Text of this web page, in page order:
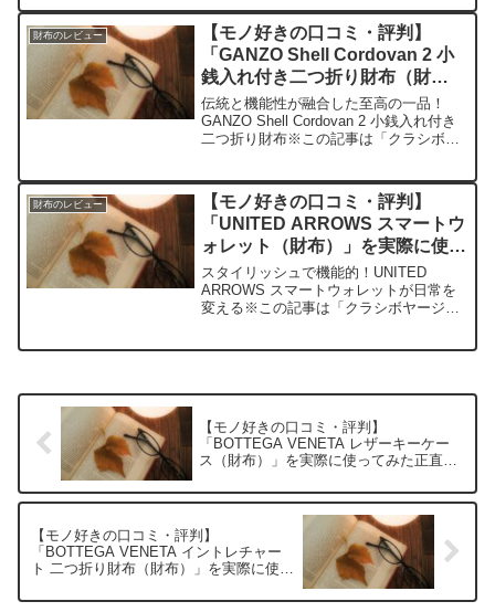
日、編集部が紹介したいのが「anello フ
ラップミニ財...
財布のレビュー
【モノ好きの口コミ・評判】
「GANZO Shell Cordovan 2 小
銭入れ付き二つ折り財布（財
布）」を実際に使ってみた正直感
想
伝統と機能性が融合した至高の一品！
GANZO Shell Cordovan 2 小銭入れ付き
二つ折り財布※この記事は「クラシボヤ
サービスへの口コミ今日、編集部が紹介
した...
財布のレビュー
【モノ好きの口コミ・評判】
「UNITED ARROWS スマートウ
ォレット（財布）」を実際に使っ
てみた正直感想
スタイリッシュで機能的！UNITED
ARROWS スマートウォレットが日常を
変える※この記事は「クラシボヤージュ
【モノ好きの口コミ・評判】
「BOTTEGA VENETA レザーキーケー
ス（財布）」を実際に使ってみた正直感
【モノ好きの口コミ・評判】
「BOTTEGA VENETA イントレチャー
ト 二つ折り財布（財布）」を実際に使っ